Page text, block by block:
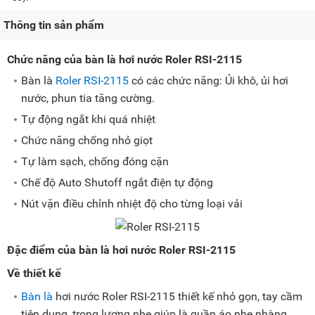
Thông tin sản phẩm
Chức năng của bàn là hơi nước Roler RSI-2115
Bàn là Roler RSI-2115 có các chức năng: Ủi khô, ủi hơi
nước, phun tia tăng cường.
Tự động ngắt khi quá nhiệt
Chức năng chống nhỏ giọt
Tự làm sạch, chống đóng cặn
Chế độ Auto Shutoff ngắt điện tự động
Nút vặn điều chỉnh nhiệt độ cho từng loại vải
Đặc điểm của bàn là hơi nước Roler RSI-2115
Về thiết kế
Bàn là hơi nước Roler RSI-2115 thiết kế nhỏ gọn, tay cầm